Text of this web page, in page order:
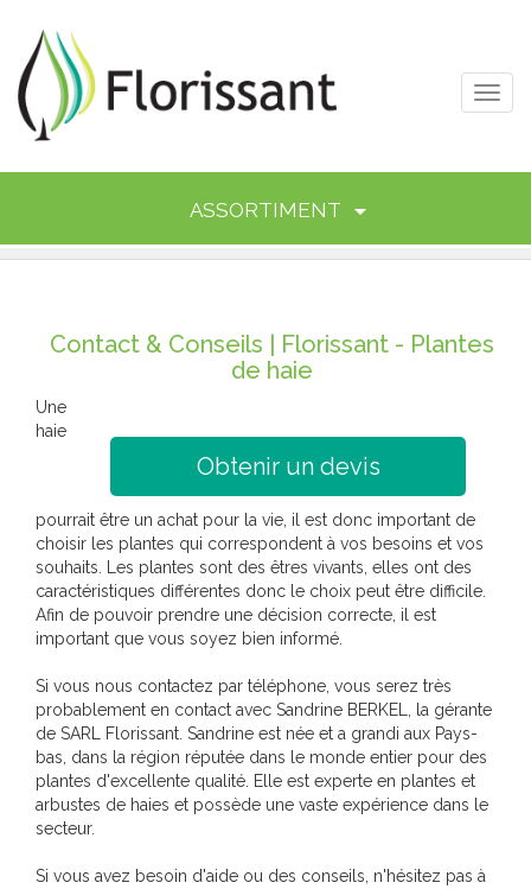
ASSORTIMENT
Contact & Conseils | Florissant - Plantes
de haie
Obtenir un devis
Une
haie
pourrait être un achat pour la vie, il est donc important de
choisir les plantes qui correspondent à vos besoins et vos
souhaits. Les plantes sont des êtres vivants, elles ont des
caractéristiques différentes donc le choix peut être difficile.
Afin de pouvoir prendre une décision correcte, il est
important que vous soyez bien informé.
Si vous nous contactez par téléphone, vous serez très
probablement en contact avec Sandrine BERKEL, la gérante
de SARL Florissant. Sandrine est née et a grandi aux Pays-
bas, dans la région réputée dans le monde entier pour des
plantes d'excellente qualité. Elle est experte en plantes et
arbustes de haies et possède une vaste expérience dans le
secteur.
Si vous avez besoin d'aide ou des conseils, n'hésitez pas à